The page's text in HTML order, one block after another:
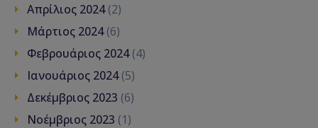
Απρίλιος 2024(2)
Μάρτιος 2024(6)
Φεβρουάριος 2024(4)
Ιανουάριος 2024(5)
Δεκέμβριος 2023 (6)
Νοέμβριος 2023 (1)